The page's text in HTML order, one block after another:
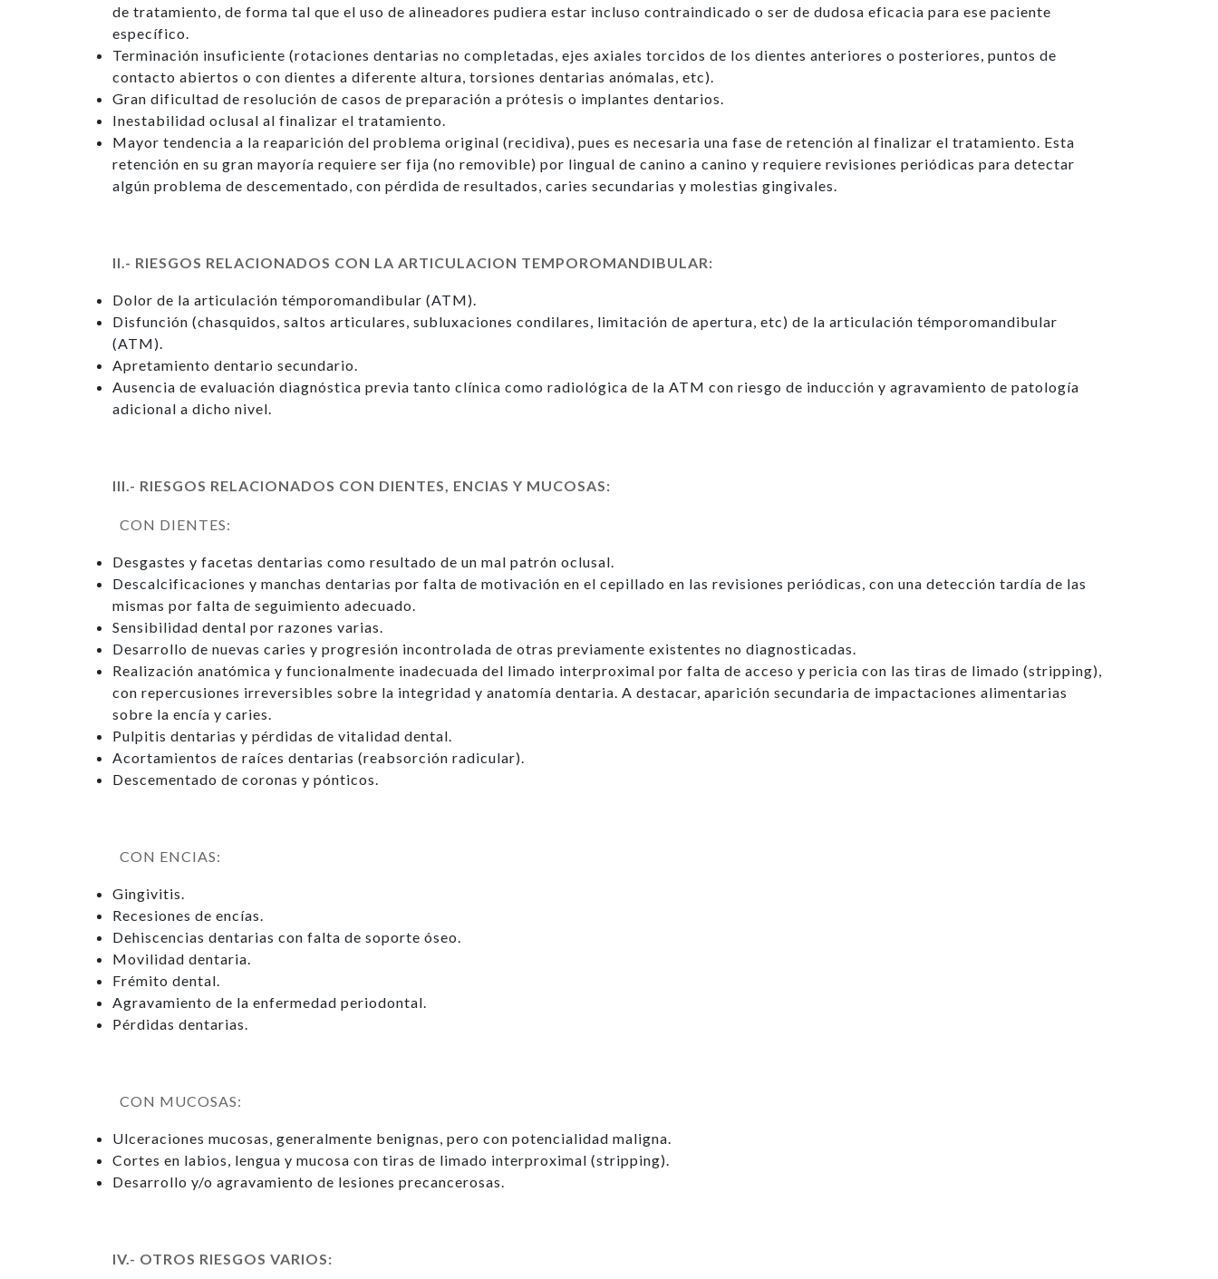
de tratamiento, de forma tal que el uso de alineadores pudiera estar incluso contraindicado o ser de dudosa eficacia para ese paciente
específico.
Terminación insuficiente (rotaciones dentarias no completadas, ejes axiales torcidos de los dientes anteriores o posteriores, puntos de
contacto abiertos o con dientes a diferente altura, torsiones dentarias anómalas, etc).
Gran dificultad de resolución de casos de preparación a prótesis o implantes dentarios.
Inestabilidad oclusal al finalizar el tratamiento.
Mayor tendencia a la reaparición del problema original (recidiva), pues es necesaria una fase de retención al finalizar el tratamiento. Esta
retención en su gran mayoría requiere ser fija (no removible) por lingual de canino a canino y requiere revisiones periódicas para detectar
algún problema de descementado, con pérdida de resultados, caries secundarias y molestias gingivales.
II.- RIESGOS RELACIONADOS CON LA ARTICULACION TEMPOROMANDIBULAR:
Dolor de la articulación témporomandibular (ATM).
Disfunción (chasquidos, saltos articulares, subluxaciones condilares, limitación de apertura, etc) de la articulación témporomandibular
(ATM).
Apretamiento dentario secundario.
Ausencia de evaluación diagnóstica previa tanto clínica como radiológica de la ATM con riesgo de inducción y agravamiento de patología
adicional a dicho nivel.
III.- RIESGOS RELACIONADOS CON DIENTES, ENCIAS Y MUCOSAS:
CON DIENTES:
Desgastes y facetas dentarias como resultado de un mal patrón oclusal.
Descalcificaciones y manchas dentarias por falta de motivación en el cepillado en las revisiones periódicas, con una detección tardía de las
mismas por falta de seguimiento adecuado.
Sensibilidad dental por razones varias.
Desarrollo de nuevas caries y progresión incontrolada de otras previamente existentes no diagnosticadas.
Realización anatómica y funcionalmente inadecuada del limado interproximal por falta de acceso y pericia con las tiras de limado (stripping),
con repercusiones irreversibles sobre la integridad y anatomía dentaria. A destacar, aparición secundaria de impactaciones alimentarias
sobre la encía y caries.
Pulpitis dentarias y pérdidas de vitalidad dental.
Acortamientos de raíces dentarias (reabsorción radicular).
Descementado de coronas y pónticos.
CON ENCIAS:
Gingivitis.
Recesiones de encías.
Dehiscencias dentarias con falta de soporte óseo.
Movilidad dentaria.
Frémito dental.
Agravamiento de la enfermedad periodontal.
Pérdidas dentarias.
CON MUCOSAS:
Ulceraciones mucosas, generalmente benignas, pero con potencialidad maligna.
Cortes en labios, lengua y mucosa con tiras de limado interproximal (stripping).
Desarrollo y/o agravamiento de lesiones precancerosas.
IV.- OTROS RIESGOS VARIOS: